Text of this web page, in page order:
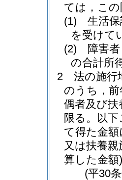
ては，こ
(1)
生活
を受けて
(2)
障害
の合計所
2
法の施行
のうち，
偶者及び扶
限る。以
て得た金
又は扶養
算した金額)
(平30